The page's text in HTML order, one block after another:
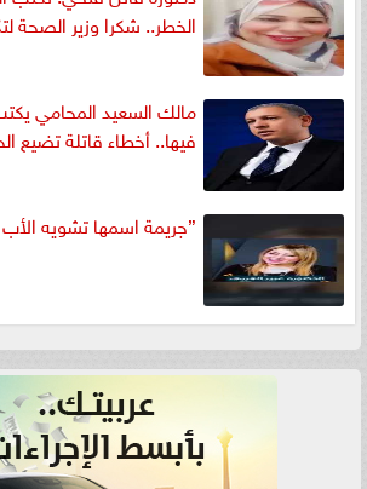
الخطر.. شكرا وزير الصحة
مالك السعيد المحامي
فيها.. أخطاء قاتلة تضيع
”جريمة اسمها تشويه